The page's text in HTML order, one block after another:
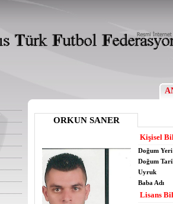
ORKUN SANER
Kişisel
Doğum Yeri
Doğum
Uyruk
Baba Adı
Lisans